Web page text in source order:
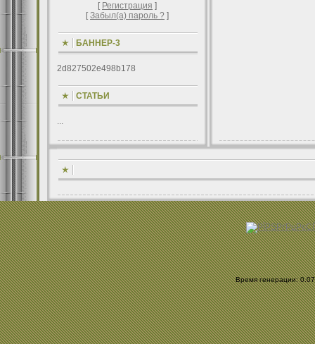
[ Регистрация ]
[Забыл(а) пароль ? ]
БАННЕР-3
2d827502e498b178
СТАТЬИ
...
Время генерации: